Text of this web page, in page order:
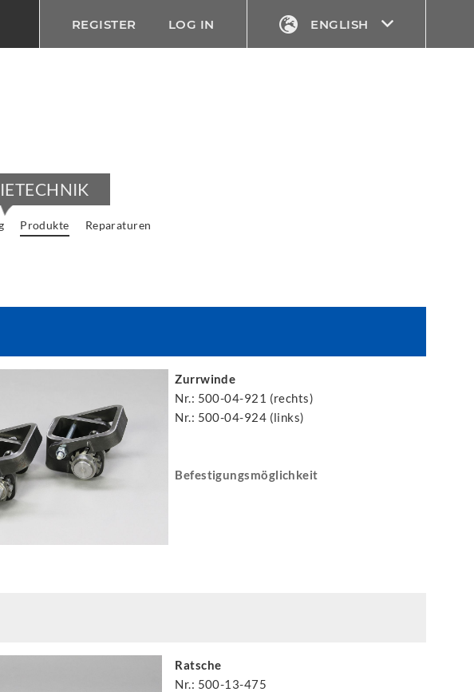
REGISTER LOG IN ENGLISH
Produkte Reparaturen
Zurrwinde
Nr.: 500-04-921 (rechts)
Nr.: 500-04-924 (links)
Befestigungsmöglichkeit
Ratsche
Nr.: 500-13-475